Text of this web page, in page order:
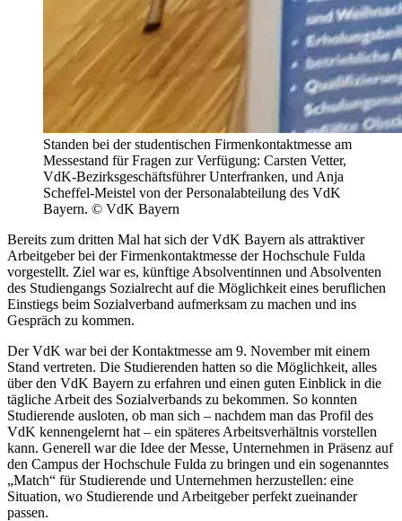
Standen bei der studentischen Firmenkontaktmesse am
Messestand für Fragen zur Verfügung: Carsten Vetter,
VdK-Bezirksgeschäftsführer Unterfranken, und Anja
Scheffel-Meistel von der Personalabteilung des VdK
Bayern. © VdK Bayern
Bereits zum dritten Mal hat sich der VdK Bayern als attraktiver
Arbeitgeber bei der Firmenkontaktmesse der Hochschule Fulda
vorgestellt. Ziel war es, künftige Absolventinnen und Absolventen
des Studiengangs Sozialrecht auf die Möglichkeit eines beruflichen
Einstiegs beim Sozialverband aufmerksam zu machen und ins
Gespräch zu kommen.
Der VdK war bei der Kontaktmesse am 9. November mit einem
Stand vertreten. Die Studierenden hatten so die Möglichkeit, alles
über den VdK Bayern zu erfahren und einen guten Einblick in die
tägliche Arbeit des Sozialverbands zu bekommen. So konnten
Studierende ausloten, ob man sich – nachdem man das Profil des
VdK kennengelernt hat – ein späteres Arbeitsverhältnis vorstellen
kann. Generell war die Idee der Messe, Unternehmen in Präsenz auf
den Campus der Hochschule Fulda zu bringen und ein sogenanntes
„Match“ für Studierende und Unternehmen herzustellen: eine
Situation, wo Studierende und Arbeitgeber perfekt zueinander
passen.